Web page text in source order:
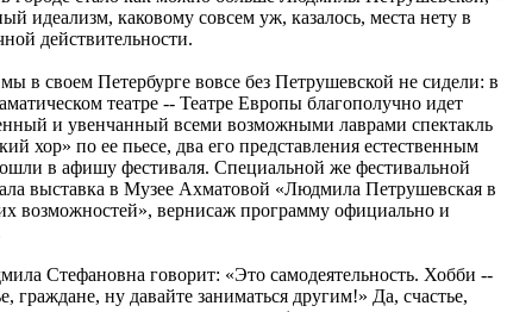
идеализм, каковому совсем уж, казалось, места нету в
действительности.
в своем Петербурге вовсе без Петрушевской не сидели: в
театре -- Театре Европы благополучно идет
и увенчанный всеми возможными лаврами спектакль
хор» по ее пьесе, два его представления естественным
в афишу фестиваля. Специальной же фестивальной
выставка в Музее Ахматовой «Людмила Петрушевская в
возможностей», вернисаж программу официально и
Стефановна говорит: «Это самодеятельность. Хобби --
граждане, ну давайте заниматься другим!» Да, счастье,